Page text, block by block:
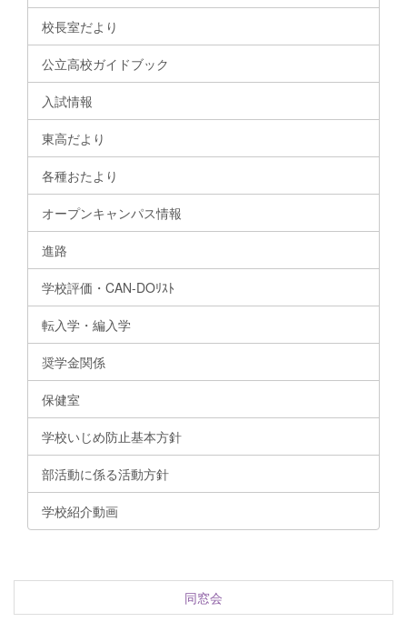
校長室だより
公立高校ガイドブック
入試情報
東高だより
各種おたより
オープンキャンパス情報
進路
学校評価・CAN-DOﾘｽﾄ
転入学・編入学
奨学金関係
保健室
学校いじめ防止基本方針
部活動に係る活動方針
学校紹介動画
同窓会